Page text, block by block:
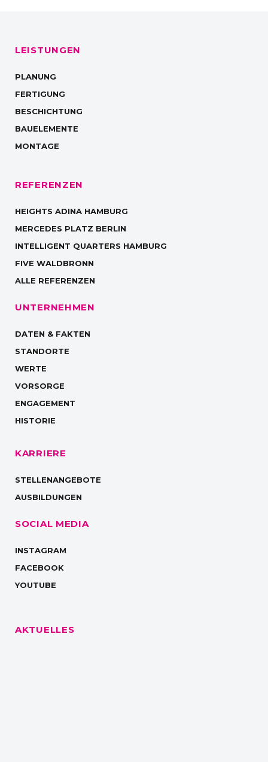
LEISTUNGEN
PLANUNG
FERTIGUNG
BESCHICHTUNG
BAUELEMENTE
MONTAGE
REFERENZEN
HEIGHTS ADINA HAMBURG
MERCEDES PLATZ BERLIN
INTELLIGENT QUARTERS HAMBURG
FIVE WALDBRONN
ALLE REFERENZEN
UNTERNEHMEN
DATEN & FAKTEN
STANDORTE
WERTE
VORSORGE
ENGAGEMENT
HISTORIE
KARRIERE
STELLENANGEBOTE
AUSBILDUNGEN
SOCIAL MEDIA
INSTAGRAM
FACEBOOK
YOUTUBE
AKTUELLES